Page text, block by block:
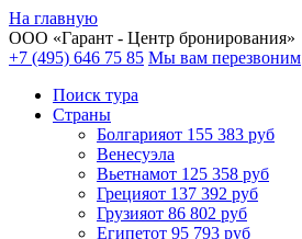
На главную
ООО «Гарант - Центр бронирования»
+7 (495) 646 75 85 Мы вам перезвоним
Поиск тура
Cтраны
Болгарияот 155 383 руб
Венесуэла
Вьетнамот 125 358 руб
Грецияот 137 392 руб
Грузияот 86 802 руб
Египетот 95 793 руб